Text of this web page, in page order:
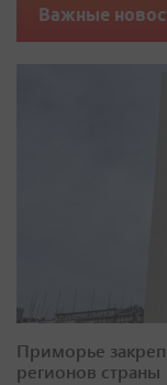
Важные
Приморье
регионов страны